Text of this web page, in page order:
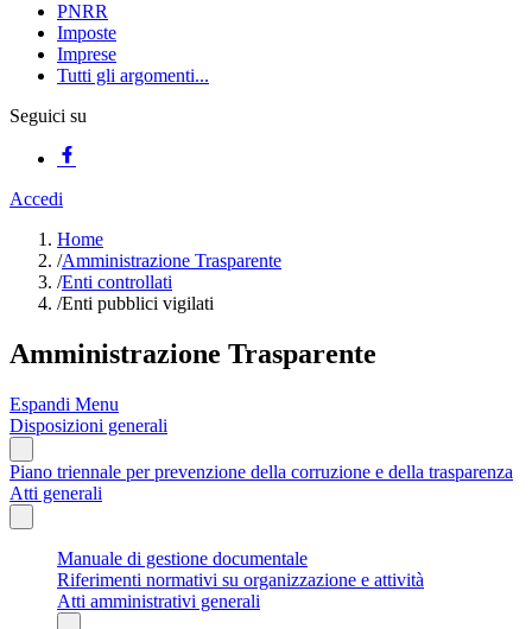
PNRR
Imposte
Imprese
Tutti gli argomenti...
Seguici su
Accedi
Home
/Amministrazione Trasparente
/Enti controllati
/Enti pubblici vigilati
Amministrazione Trasparente
Espandi Menu
Disposizioni generali
Piano triennale per prevenzione della corruzione e della trasparenza
Atti generali
Manuale di gestione documentale
Riferimenti normativi su organizzazione e attività
Atti amministrativi generali